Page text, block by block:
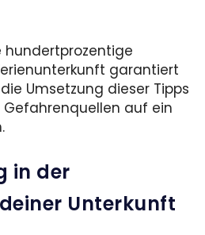
hundertprozentige
garantiert
Umsetzung dieser Tipps
auf ein
in der
Unterkunft